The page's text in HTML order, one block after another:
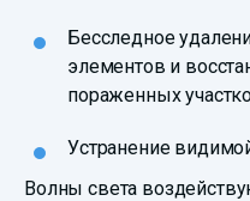
Бесследное
элементов и
пораженных
Устранение
Волны света